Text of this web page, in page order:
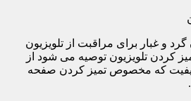
و غبار برای مراقبت از تلویزیون
کردن تلویزیون توصیه می شود از
که مخصوص تمیز کردن صفحه